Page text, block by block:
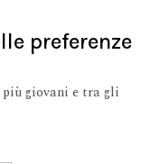
preferenze
giovani e tra gli